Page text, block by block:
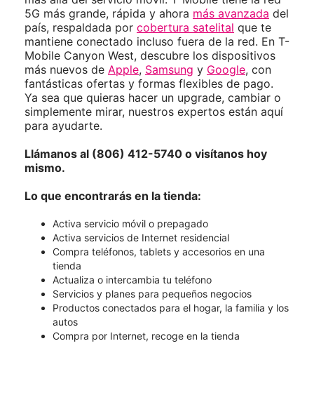
5G más grande, rápida y ahora más avanzada del
país, respaldada por cobertura satelital que te
mantiene conectado incluso fuera de la red. En T-
Mobile Canyon West, descubre los dispositivos
más nuevos de Apple, Samsung y Google, con
fantásticas ofertas y formas flexibles de pago.
Ya sea que quieras hacer un upgrade, cambiar o
simplemente mirar, nuestros expertos están aquí
para ayudarte.
Llámanos al (806) 412-5740 o visítanos hoy
mismo.
Lo que encontrarás en la tienda:
Activa servicio móvil o prepagado
Activa servicios de Internet residencial
Compra teléfonos, tablets y accesorios en una
tienda
Actualiza o intercambia tu teléfono
Servicios y planes para pequeños negocios
Productos conectados para el hogar, la familia y los
autos
Compra por Internet, recoge en la tienda